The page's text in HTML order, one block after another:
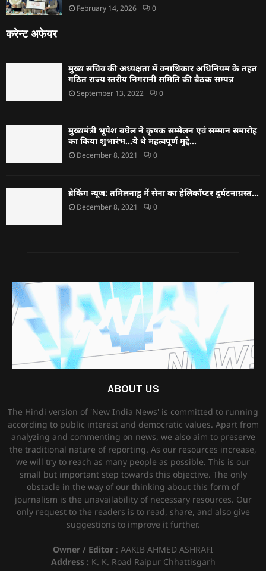
February 14, 2026 0
करेन्ट अफेयर
मुख्य सचिव की अध्यक्षता में वनाधिकार अधिनियम के तहत
गठित राज्य स्तरीय निगरानी समिति की बैठक सम्पन्न
September 13, 2022 0
मुख्यमंत्री भूपेश बघेल ने कृषक सम्मेलन एवं सम्मान समारोह
का किया शुभारंभ…ये थे महत्वपूर्ण मुद्दे…
December 8, 2021 0
ब्रेकिंग न्यूज: तमिलनाडु में सेना का हेलिकॉप्टर दुर्घटनाग्रस्त…
December 8, 2021 0
ABOUT US
The Hindi version of 'New India News' is committed to running
according to public interest and democratic values. Apart from
analyzing and commenting on news, we also aim to preserve
the traditional nature of reporting. As our resources increase,
we will try to reach as many people as possible. This is our
small but important step towards this objective. The only
obstacle in the way of our thinking about this form of
journalism is the unavailability of necessary resources. Our
only request to the readers is to read, share, and also give
suggestions to improve it further.
Owner / Editor : AAKIB AHMED ASHRAFI
Address : K. K. Road Raipur Chhattisgarh